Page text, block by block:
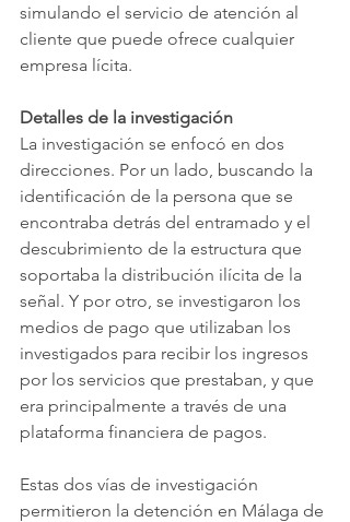
simulando el servicio de atención al
cliente que puede ofrece cualquier
empresa lícita.
Detalles de la investigación
La investigación se enfocó en dos
direcciones. Por un lado, buscando la
identificación de la persona que se
encontraba detrás del entramado y el
descubrimiento de la estructura que
soportaba la distribución ilícita de la
señal. Y por otro, se investigaron los
medios de pago que utilizaban los
investigados para recibir los ingresos
por los servicios que prestaban, y que
era principalmente a través de una
plataforma financiera de pagos.
Estas dos vías de investigación
permitieron la detención en Málaga de